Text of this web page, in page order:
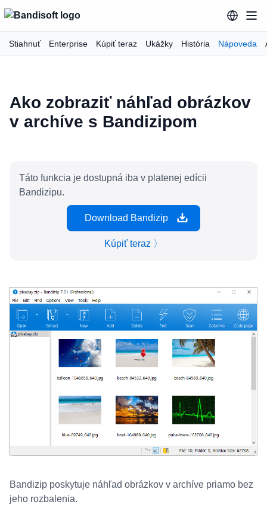
Stiahnuť Enterprise Kúpiť teraz Ukážky História Nápoveda
Ako zobraziť náhľad obrázkov
v archíve s Bandizipom
Táto funkcia je dostupná iba v platenej edícii
Bandizipu.
Download Bandizip
Kúpiť teraz 〉
Bandizip poskytuje náhľad obrázkov v archíve priamo bez
jeho rozbalenia.